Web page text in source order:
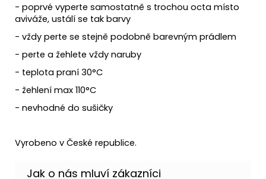
- poprvé vyperte samostatně s trochou octa místo
aviváže, ustálí se tak barvy
- vždy perte se stejně podobně barevným prádlem
- perte a žehlete vždy naruby
- teplota praní 30°C
- žehlení max 110°C
- nevhodné do sušičky
Vyrobeno v České republice.